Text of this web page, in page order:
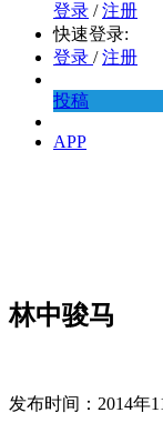
登录 / 注册
快速登录:
登录 / 注册
投稿
APP
林中骏马
发布时间：2014年